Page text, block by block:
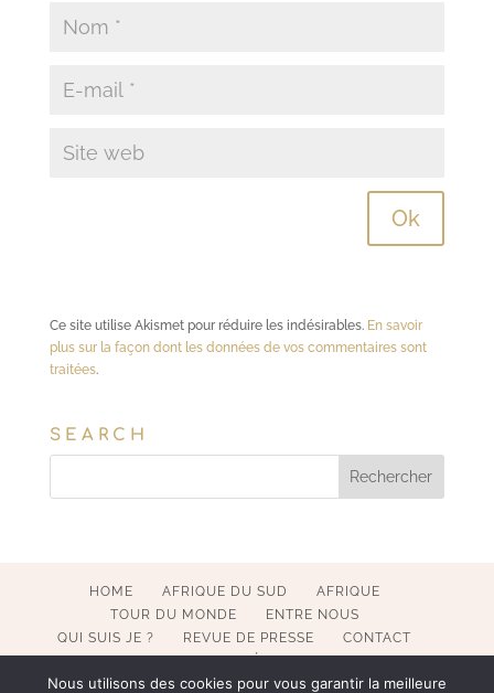
Ce site utilise Akismet pour réduire les indésirables. En savoir
plus sur la façon dont les données de vos commentaires sont
traitées.
SEARCH
HOME AFRIQUE DU SUD
AFRIQUE
TOUR DU MONDE
ENTRE NOUS
QUI SUIS JE ?
REVUE DE PRESSE
CONTACT
Nous utilisons des cookies pour vous garantir la meilleure